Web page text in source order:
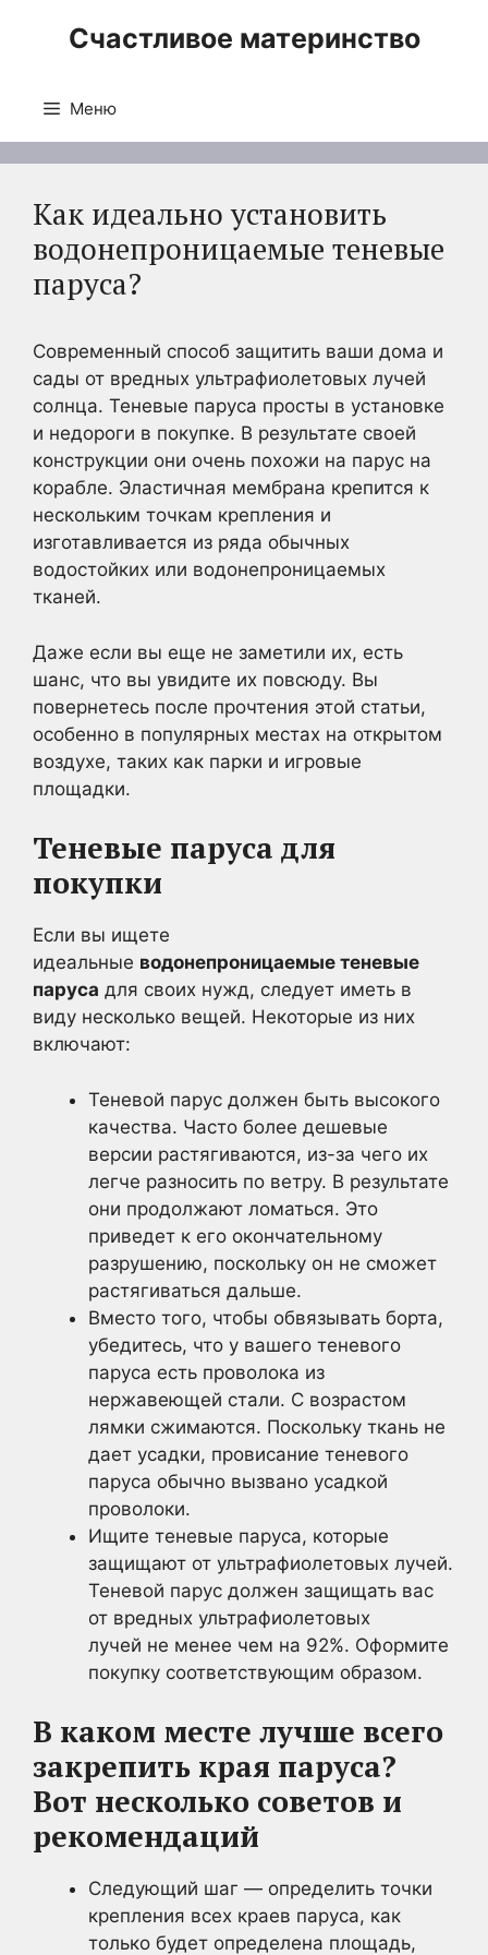
Счастливое материнство
Меню
Как идеально установить
водонепроницаемые теневые
паруса?
Современный способ защитить ваши дома и
сады от вредных ультрафиолетовых лучей
солнца. Теневые паруса просты в установке
и недороги в покупке. В результате своей
конструкции они очень похожи на парус на
корабле. Эластичная мембрана крепится к
нескольким точкам крепления и
изготавливается из ряда обычных
водостойких или водонепроницаемых
тканей.
Даже если вы еще не заметили их, есть
шанс, что вы увидите их повсюду. Вы
повернетесь после прочтения этой статьи,
особенно в популярных местах на открытом
воздухе, таких как парки и игровые
площадки.
Теневые паруса для
покупки
Если вы ищете
идеальные водонепроницаемые теневые
паруса для своих нужд, следует иметь в
виду несколько вещей. Некоторые из них
включают:
Теневой парус должен быть высокого
качества. Часто более дешевые
версии растягиваются, из-за чего их
легче разносить по ветру. В результате
они продолжают ломаться. Это
приведет к его окончательному
разрушению, поскольку он не сможет
растягиваться дальше.
Вместо того, чтобы обвязывать борта,
убедитесь, что у вашего теневого
паруса есть проволока из
нержавеющей стали. С возрастом
лямки сжимаются. Поскольку ткань не
дает усадки, провисание теневого
паруса обычно вызвано усадкой
проволоки.
Ищите теневые паруса, которые
защищают от ультрафиолетовых лучей.
Теневой парус должен защищать вас
от вредных ультрафиолетовых
лучей не менее чем на 92%. Оформите
покупку соответствующим образом.
В каком месте лучше всего
закрепить края паруса?
Вот несколько советов и
рекомендаций
Следующий шаг — определить точки
крепления всех краев паруса, как
только будет определена площадь,